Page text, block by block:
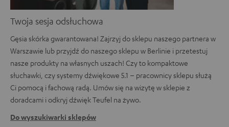
Twoja sesja odsłuchowa
Gęsia skórka gwarantowana! Zajrzyj do sklepu naszego partnera w
Warszawie lub przyjdź do naszego sklepu w Berlinie i przetestuj
nasze produkty na własnych uszach! Czy to kompaktowe
słuchawki, czy systemy dźwiękowe 5.1 – pracownicy sklepu służą
Ci pomocą i fachową radą. Umów się na wizytę w sklepie z
doradcami i odkryj dźwięk Teufel na żywo.
Do wyszukiwarki sklepów